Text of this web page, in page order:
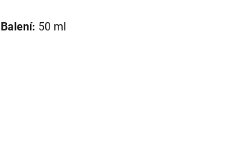
Balení: 50 ml